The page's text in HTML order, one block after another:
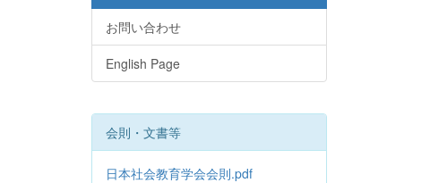
お問い合わせ
English Page
会則・文書等
日本社会教育学会会則.pdf